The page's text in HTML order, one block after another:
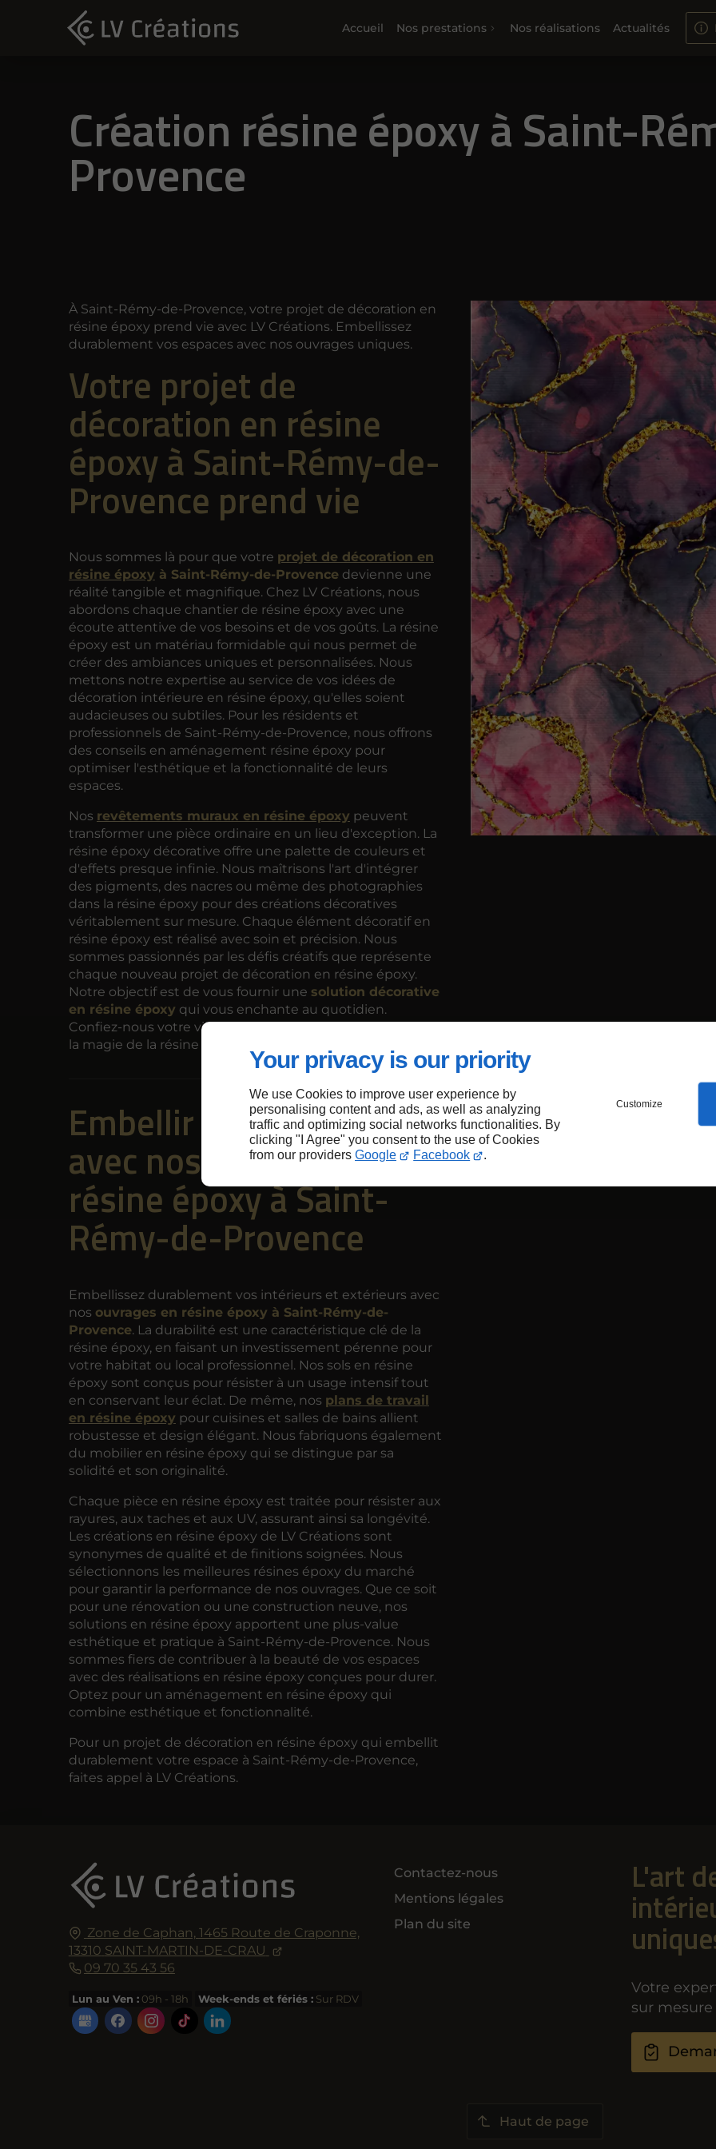
Your privacy is our priority
We use Cookies to improve user experience by
personalising content and ads, as well as analyzing
traffic and optimizing social networks functionalities. By
clicking "I Agree" you consent to the use of Cookies
from our providers Google Facebook .
Customize
Accueil Nos prestations Nos réalisations Actualités
Création résine époxy à Saint-
Provence
À Saint-Rémy-de-Provence, votre projet de décoration en
résine époxy prend vie avec LV Créations. Embellissez
durablement vos espaces avec nos ouvrages uniques.
Votre projet de
décoration en résine
époxy à Saint-Rémy-de-
Provence prend vie
Nous sommes là pour que votre projet de décoration en
résine époxy à Saint-Rémy-de-Provencedevienne une
réalité tangible et magnifique. Chez LV Créations, nous
abordons chaque chantier de résine époxy avec une
écoute attentive de vos besoins et de vos goûts. La résine
époxy est un matériau formidable qui nous permet de
créer des ambiances uniques et personnalisées. Nous
mettons notre expertise au service de vos idées de
décoration intérieure en résine époxy, qu'elles soient
audacieuses ou subtiles. Pour les résidents et
professionnels de Saint-Rémy-de-Provence, nous offrons
des conseils en aménagement résine époxy pour
optimiser l'esthétique et la fonctionnalité de leurs
espaces.
Nos revêtements muraux en résine époxy peuvent
transformer une pièce ordinaire en un lieu d'exception. La
résine époxy décorative offre une palette de couleurs et
d'effets presque infinie. Nous maîtrisons l'art d'intégrer
des pigments, des nacres ou même des photographies
dans la résine époxy pour des créations décoratives
véritablement sur mesure. Chaque élément décoratif en
résine époxy est réalisé avec soin et précision. Nous
sommes passionnés par les défis créatifs que représente
chaque nouveau projet de décoration en résine époxy.
Notre objectif est de vous fournir une solution décorative
en résine époxy qui vous enchante au quotidien.
Confiez-nous votre vision, et nous la matérialiserons avec
la magie de la résine époxy.
Embellir durablement
avec nos ouvrages en
résine époxy à Saint-
Rémy-de-Provence
Embellissez durablement vos intérieurs et extérieurs avec
nos ouvrages en résine époxy à Saint-Rémy-de-
Provence. La durabilité est une caractéristique clé de la
résine époxy, en faisant un investissement pérenne pour
votre habitat ou local professionnel. Nos sols en résine
époxy sont conçus pour résister à un usage intensif tout
en conservant leur éclat. De même, nos plans de travail
en résine époxy pour cuisines et salles de bains allient
robustesse et design élégant. Nous fabriquons également
du mobilier en résine époxy qui se distingue par sa
solidité et son originalité.
Chaque pièce en résine époxy est traitée pour résister aux
rayures, aux taches et aux UV, assurant ainsi sa longévité.
Les créations en résine époxy de LV Créations sont
synonymes de qualité et de finitions soignées. Nous
sélectionnons les meilleures résines époxy du marché
pour garantir la performance de nos ouvrages. Que ce soit
pour une rénovation ou une construction neuve, nos
solutions en résine époxy apportent une plus-value
esthétique et pratique à Saint-Rémy-de-Provence. Nous
sommes fiers de contribuer à la beauté de vos espaces
avec des réalisations en résine époxy conçues pour durer.
Optez pour un aménagement en résine époxy qui
combine esthétique et fonctionnalité.
Pour un projet de décoration en résine époxy qui embellit
durablement votre espace à Saint-Rémy-de-Provence,
faites appel à LV Créations.
Zone de Caphan, 1465 Route de Craponne,
13310 SAINT-MARTIN-DE-CRAU
09 70 35 43 56
Lun au Ven :09h - 18h Week-ends et fériés :Sur RDV
Contactez-nous
Mentions légales
Plan du site
L'art
Votre
sur
Haut de page